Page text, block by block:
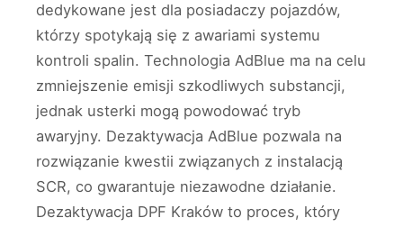
dedykowane jest dla posiadaczy pojazdów,
którzy spotykają się z awariami systemu
kontroli spalin. Technologia AdBlue ma na celu
zmniejszenie emisji szkodliwych substancji,
jednak usterki mogą powodować tryb
awaryjny. Dezaktywacja AdBlue pozwala na
rozwiązanie kwestii związanych z instalacją
SCR, co gwarantuje niezawodne działanie.
Dezaktywacja DPF Kraków to proces, który